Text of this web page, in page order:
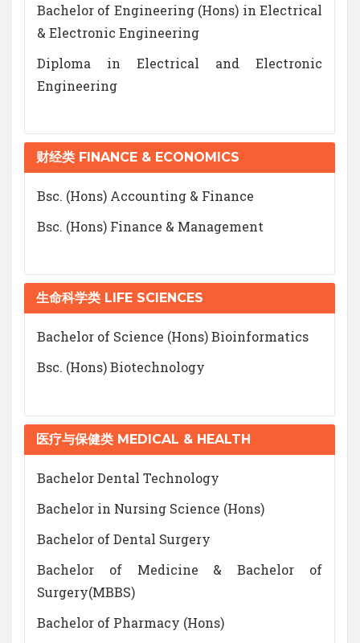
Bachelor of Engineering (Hons) in Electrical
& Electronic Engineering
Diploma in Electrical and Electronic
Engineering
财经类 FINANCE & ECONOMICS
Bsc. (Hons) Accounting & Finance
Bsc. (Hons) Finance & Management
生命科学类 LIFE SCIENCES
Bachelor of Science (Hons) Bioinformatics
Bsc. (Hons) Biotechnology
医疗与保健类 MEDICAL & HEALTH
Bachelor Dental Technology
Bachelor in Nursing Science (Hons)
Bachelor of Dental Surgery
Bachelor of Medicine & Bachelor of
Surgery(MBBS)
Bachelor of Pharmacy (Hons)